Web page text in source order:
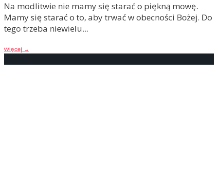
Na modlitwie nie mamy się starać o piękną mowę.
Mamy się starać o to, aby trwać w obecności Bożej. Do
tego trzeba niewielu...
Więcej →